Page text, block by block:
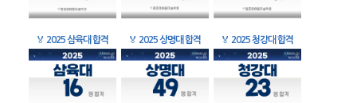
🏅 2025 삼육대 합격 🏅 2025 상명대 합격 🏅 2025 청강대 합격